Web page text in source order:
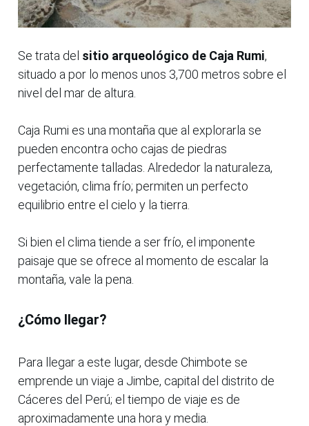
Se trata del sitio arqueológico de Caja Rumi,
situado a por lo menos unos 3,700 metros sobre el
nivel del mar de altura.
Caja Rumi es una montaña que al explorarla se
pueden encontra ocho cajas de piedras
perfectamente talladas. Alrededor la naturaleza,
vegetación, clima frío; permiten un perfecto
equilibrio entre el cielo y la tierra.
Si bien el clima tiende a ser frío, el imponente
paisaje que se ofrece al momento de escalar la
montaña, vale la pena.
¿Cómo llegar?
Para llegar a este lugar, desde Chimbote se
emprende un viaje a Jimbe, capital del distrito de
Cáceres del Perú; el tiempo de viaje es de
aproximadamente una hora y media.